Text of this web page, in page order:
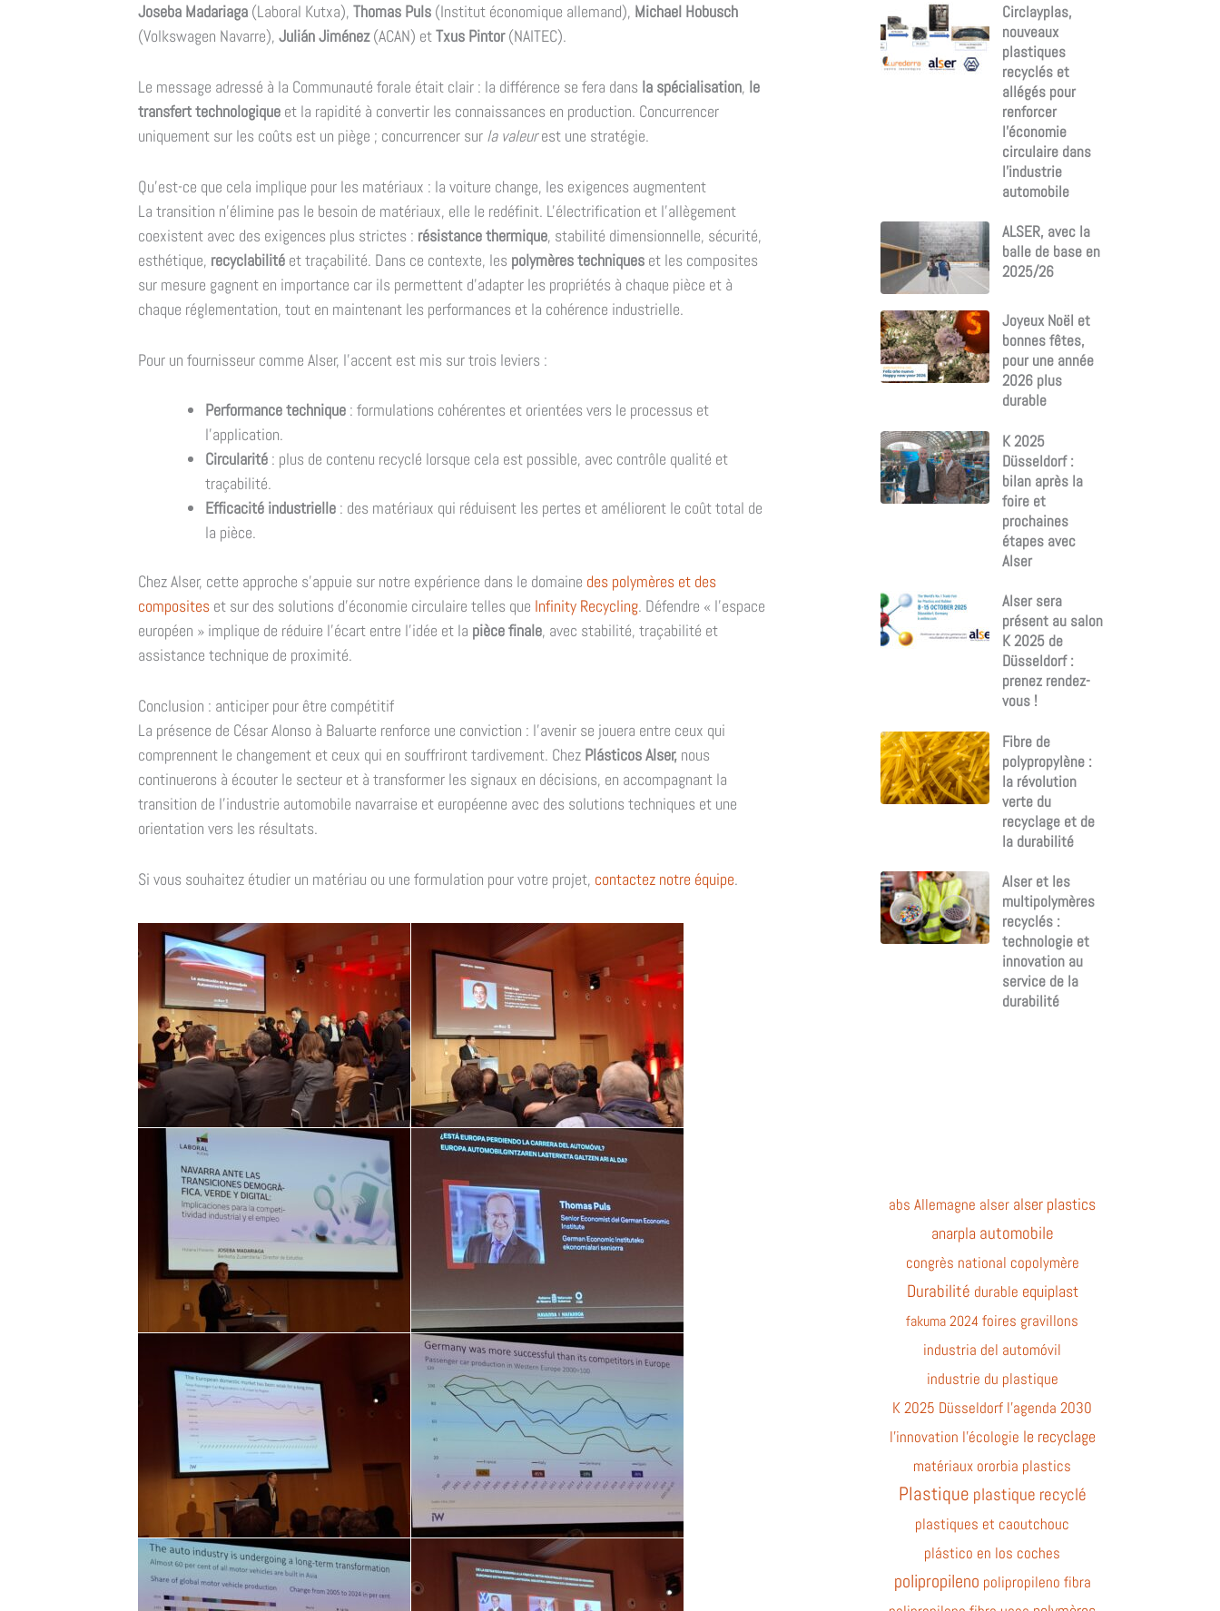
Joseba Madariaga (Laboral Kutxa), Thomas Puls (Institut économique allemand), Michael Hobusch
(Volkswagen Navarre), Julián Jiménez(ACAN) etTxus Pintor(NAITEC).
Le message adressé à la Communauté forale était clair : la différence se fera dans la spécialisation, le
transfert technologique et la rapidité à convertir les connaissances en production. Concurrencer
uniquement sur les coûts est un piège ; concurrencer sur la valeurest une stratégie.
Qu'est-ce que cela implique pour les matériaux : la voiture change, les exigences augmentent
La transition n'élimine pas le besoin de matériaux, elle le redéfinit. L'électrification et l'allègement
coexistent avec des exigences plus strictes : résistance thermique, stabilité dimensionnelle, sécurité,
esthétique, recyclabilité et traçabilité. Dans ce contexte, les polymères techniques et les composites
sur mesure gagnent en importance car ils permettent d'adapter les propriétés à chaque pièce et à
chaque réglementation, tout en maintenant les performances et la cohérence industrielle.
Pour un fournisseur comme Alser, l'accent est mis sur trois leviers :
Performance technique : formulations cohérentes et orientées vers le processus et
l'application.
Circularité : plus de contenu recyclé lorsque cela est possible, avec contrôle qualité et
traçabilité.
Efficacité industrielle : des matériaux qui réduisent les pertes et améliorent le coût total de
la pièce.
Chez Alser, cette approche s'appuie sur notre expérience dans le domaine des polymères et des
composites et sur des solutions d'économie circulaire telles que Infinity Recycling. Défendre « l'espace
européen » implique de réduire l'écart entre l'idée et la pièce finale, avec stabilité, traçabilité et
assistance technique de proximité.
Conclusion : anticiper pour être compétitif
La présence de César Alonso à Baluarte renforce une conviction : l'avenir se jouera entre ceux qui
comprennent le changement et ceux qui en souffriront tardivement. Chez Plásticos Alser, nous
continuerons à écouter le secteur et à transformer les signaux en décisions, en accompagnant la
transition de l'industrie automobile navarraise et européenne avec des solutions techniques et une
orientation vers les résultats.
Si vous souhaitez étudier un matériau ou une formulation pour votre projet, contactez notre équipe.
Circlayplas,
nouveaux
plastiques
recyclés et
allégés pour
renforcer
l’économie
circulaire dans
l’industrie
automobile
ALSER, avec la
balle de base en
2025/26
Joyeux Noël et
bonnes fêtes,
pour une année
2026 plus
durable
K 2025
Düsseldorf :
bilan après la
foire et
prochaines
étapes avec
Alser
Alser sera
présent au salon
K 2025 de
Düsseldorf :
prenez rendez-
vous !
Fibre de
polypropylène :
la révolution
verte du
recyclage et de
la durabilité
Alser et les
multipolymères
recyclés :
technologie et
innovation au
service de la
durabilité
abs Allemagne alser alser plastics
anarpla automobile
congrès national copolymère
Durabilité durable equiplast
fakuma 2024 foires gravillons
industria del automóvil
industrie du plastique
K 2025 Düsseldorf l'agenda 2030
l'innovation l'écologie le recyclage
matériaux ororbia plastics
Plastique plastique recyclé
plastiques et caoutchouc
plástico en los coches
polipropileno polipropileno fibra